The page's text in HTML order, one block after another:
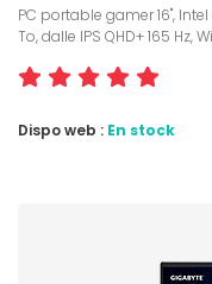
PC portable gamer 16", Intel
To, dalle IPS QHD+ 165 Hz,
Dispo web : En stock